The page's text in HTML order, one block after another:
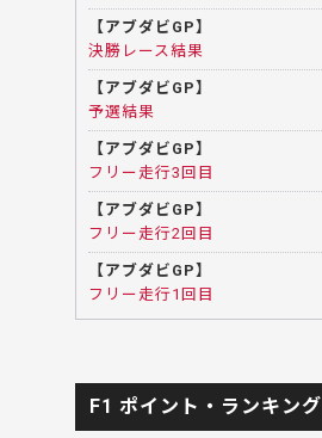
【アブダビGP】
決勝レース結果
【アブダビGP】
予選結果
【アブダビGP】
フリー走行3回目
【アブダビGP】
フリー走行2回目
【アブダビGP】
フリー走行1回目
F1 ポイント・ランキング